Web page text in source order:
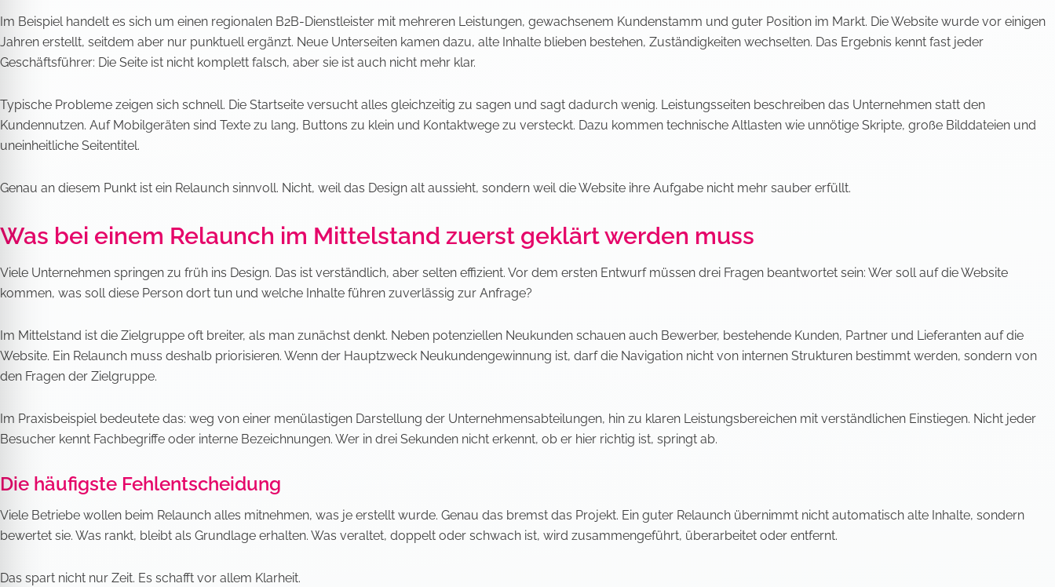
Im Beispiel handelt es sich um einen regionalen B2B-Dienstleister mit mehreren Leistungen, gewachsenem Kundenstamm und guter Position im Markt. Die Website wurde vor einigen
Jahren erstellt, seitdem aber nur punktuell ergänzt. Neue Unterseiten kamen dazu, alte Inhalte blieben bestehen, Zuständigkeiten wechselten. Das Ergebnis kennt fast jeder
Geschäftsführer: Die Seite ist nicht komplett falsch, aber sie ist auch nicht mehr klar.
Typische Probleme zeigen sich schnell. Die Startseite versucht alles gleichzeitig zu sagen und sagt dadurch wenig. Leistungsseiten beschreiben das Unternehmen statt den
Kundennutzen. Auf Mobilgeräten sind Texte zu lang, Buttons zu klein und Kontaktwege zu versteckt. Dazu kommen technische Altlasten wie unnötige Skripte, große Bilddateien und
uneinheitliche Seitentitel.
Genau an diesem Punkt ist ein Relaunch sinnvoll. Nicht, weil das Design alt aussieht, sondern weil die Website ihre Aufgabe nicht mehr sauber erfüllt.
Was bei einem Relaunch im Mittelstand zuerst geklärt werden muss
Viele Unternehmen springen zu früh ins Design. Das ist verständlich, aber selten effizient. Vor dem ersten Entwurf müssen drei Fragen beantwortet sein: Wer soll auf die Website
kommen, was soll diese Person dort tun und welche Inhalte führen zuverlässig zur Anfrage?
Im Mittelstand ist die Zielgruppe oft breiter, als man zunächst denkt. Neben potenziellen Neukunden schauen auch Bewerber, bestehende Kunden, Partner und Lieferanten auf die
Website. Ein Relaunch muss deshalb priorisieren. Wenn der Hauptzweck Neukundengewinnung ist, darf die Navigation nicht von internen Strukturen bestimmt werden, sondern von
den Fragen der Zielgruppe.
Im Praxisbeispiel bedeutete das: weg von einer menülastigen Darstellung der Unternehmensabteilungen, hin zu klaren Leistungsbereichen mit verständlichen Einstiegen. Nicht jeder
Besucher kennt Fachbegriffe oder interne Bezeichnungen. Wer in drei Sekunden nicht erkennt, ob er hier richtig ist, springt ab.
Die häufigste Fehlentscheidung
Viele Betriebe wollen beim Relaunch alles mitnehmen, was je erstellt wurde. Genau das bremst das Projekt. Ein guter Relaunch übernimmt nicht automatisch alte Inhalte, sondern
bewertet sie. Was rankt, bleibt als Grundlage erhalten. Was veraltet, doppelt oder schwach ist, wird zusammengeführt, überarbeitet oder entfernt.
Das spart nicht nur Zeit. Es schafft vor allem Klarheit.